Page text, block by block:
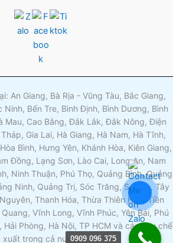
An Giang, Bà Rịa - Vũng Tàu, Bắc Giang,
Ninh, Bến Tre, Bình Định, Bình Dương, Bình
Mau, Cao Bằng, Đắk Lắk, Đắk Nông, Điện
Gia Lai, Hà Giang, Hà Nam, Hà Tĩnh,
Bình, Hưng Yên, Khánh Hòa, Kiên Giang,
Đồng, Lạng Sơn, Lào Cai, Long An, Nam
Ninh Thuận, Phú Thọ, Quảng Bình, Quảng
Ninh, Quảng Trị, Sóc Trăng, Sơn La, Tây
Thanh Hóa, Thừa Thiên Huế, Tiền
Vĩnh Long, Vĩnh Phúc, Yên Bái, Phú
Hải Phòng, Hà Nội, TP HCM và các khu chế
xuất trong cả nước.0909 096 375